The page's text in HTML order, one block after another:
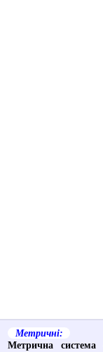
Метричні:
Метрична система